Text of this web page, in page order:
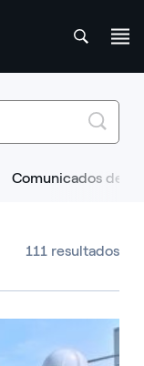
Comunicados de
111 resultados